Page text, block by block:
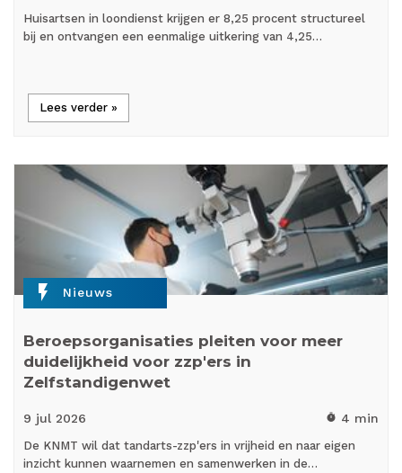
Huisartsen in loondienst krijgen er 8,25 procent structureel
bij en ontvangen een eenmalige uitkering van 4,25…
Lees verder »
flash_on Nieuws
Beroepsorganisaties pleiten voor meer
duidelijkheid voor zzp'ers in
Zelfstandigenwet
9 jul 2026 timer 4 min
De KNMT wil dat tandarts-zzp'ers in vrijheid en naar eigen
inzicht kunnen waarnemen en samenwerken in de…